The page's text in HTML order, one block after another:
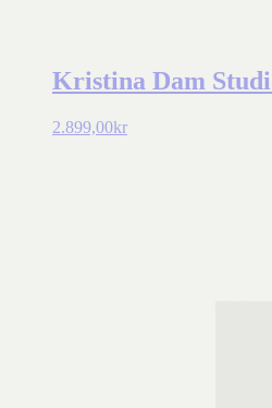
Kristina Dam
2.899,00kr